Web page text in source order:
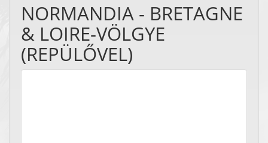
NORMANDIA - BRETAGNE
& LOIRE-VÖLGYE
(REPÜLŐVEL)